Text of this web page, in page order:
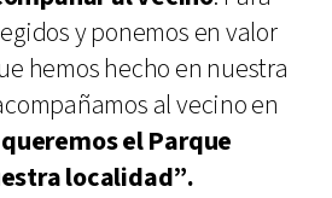
y ponemos en valor
hemos hecho en nuestra
al vecino en
el Parque
localidad”.